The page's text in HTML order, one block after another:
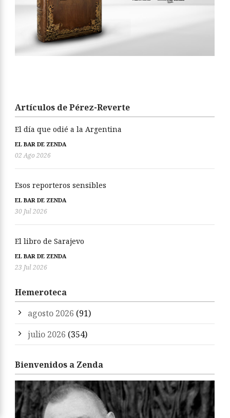
Artículos de Pérez-Reverte
El día que odié a la Argentina
EL BAR DE ZENDA
02 Ago 2026
Esos reporteros sensibles
EL BAR DE ZENDA
30 Jul 2026
El libro de Sarajevo
EL BAR DE ZENDA
23 Jul 2026
Hemeroteca
agosto 2026 (91)
julio 2026 (354)
Bienvenidos a Zenda